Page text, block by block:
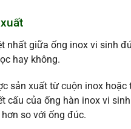
nhất giữa ống inox vi sinh
hay không.
sản xuất từ cuộn inox
cấu của ống hàn inox vi
so với ống đúc.